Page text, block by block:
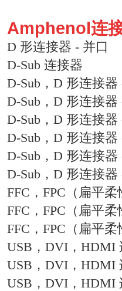
Amphenol连
D 形连接器 - 并口
D-Sub 连接器
D-Sub，D 形连接
D-Sub，D 形连接器
D-Sub，D 形连接器
D-Sub，D 形连接
D-Sub，D 形连接器
D-Sub，D 形连接
FFC，FPC（扁平
FFC，FPC（扁平
FFC，FPC（扁平
USB，DVI，HDMI
USB，DVI，HDMI
USB，DVI，HDMI